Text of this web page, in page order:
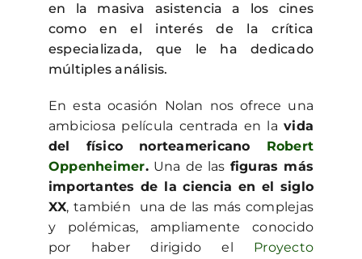
en la masiva asistencia a los cines
como en el interés de la crítica
especializada, que le ha dedicado
múltiples análisis.
En esta ocasión Nolan nos ofrece una
ambiciosa película centrada en lavida
del físico norteamericano Robert
Oppenheimer.Una de las figuras más
importantes de la ciencia en el siglo
XX, también una de las más complejas
y polémicas, ampliamente conocido
por haber dirigido el Proyecto